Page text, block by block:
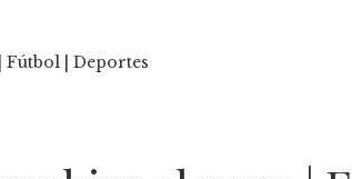
Fútbol | Deportes